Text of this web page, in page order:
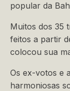
popular da
Muitos dos 35
feitos a partir
colocou sua
Os ex-votos e
harmoniosas